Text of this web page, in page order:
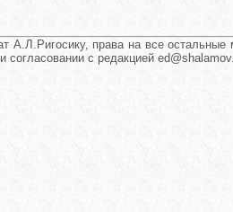
А.Л.Ригосику, права на все остальные
с редакцией